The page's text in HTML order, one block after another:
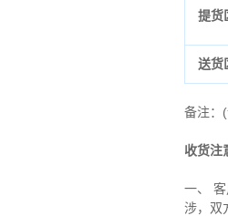
提货
送货
备注：
收货注
一、
涉，双